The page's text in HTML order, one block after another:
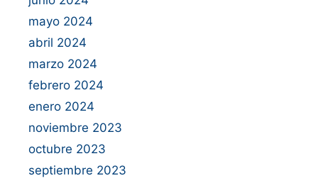
mayo 2024
abril 2024
marzo 2024
febrero 2024
enero 2024
noviembre 2023
octubre 2023
septiembre 2023